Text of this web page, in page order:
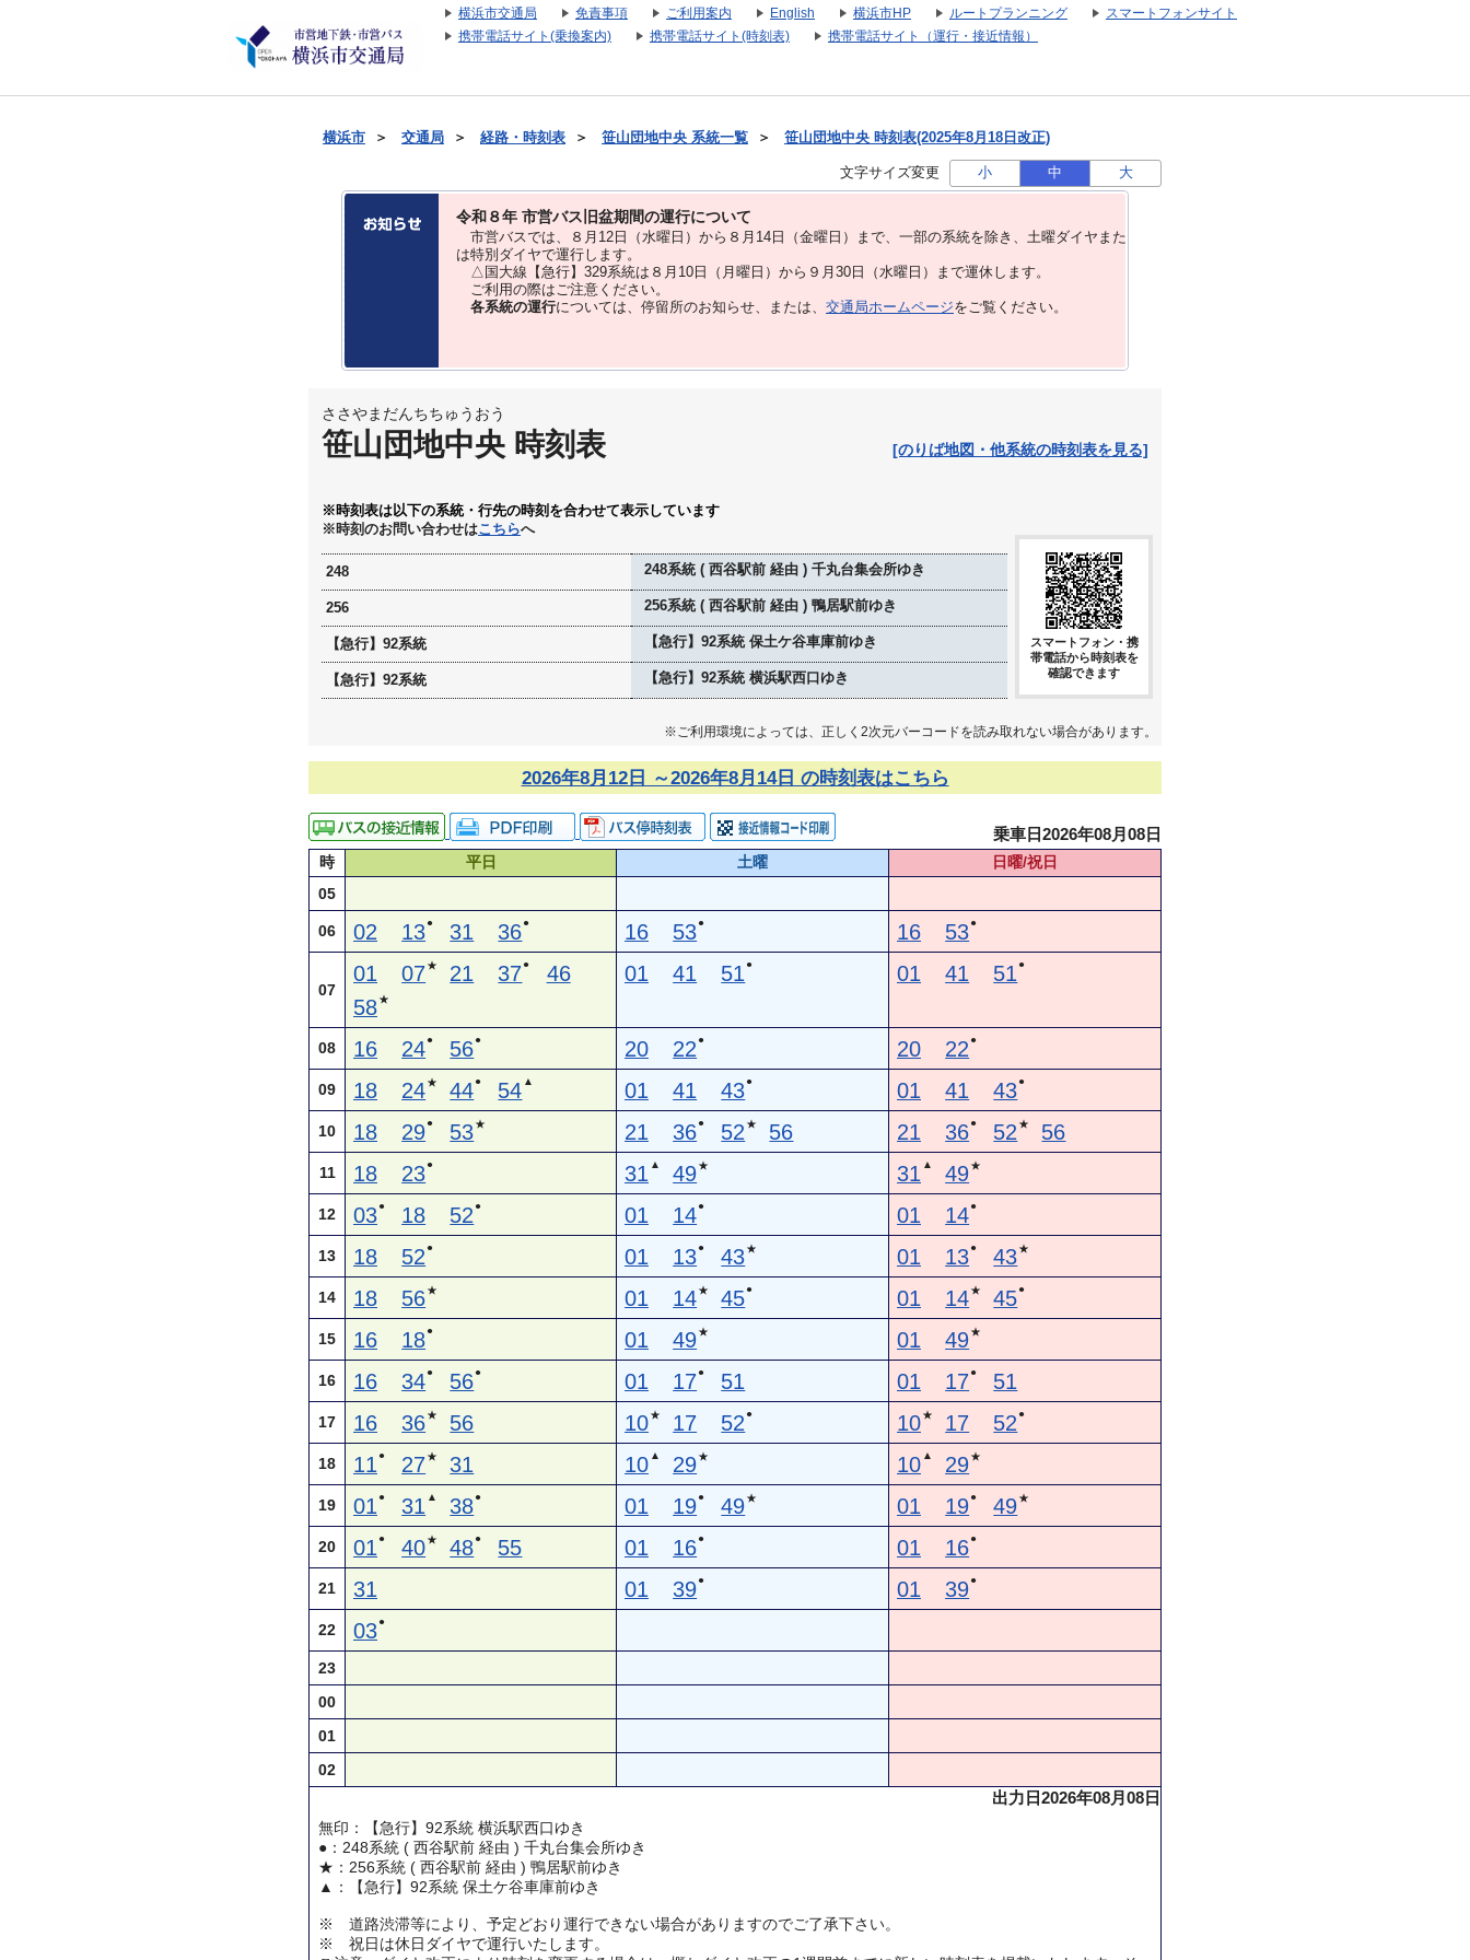
横浜市交通局 免責事項 ご利用案内 English 横浜市HP ルートプランニング
スマートフォンサイト
携帯電話サイト(乗換案内)
携帯電話サイト(時刻表) 携帯電話サイト（運行・接近情報）
横浜市 ＞ 交通局 ＞ 経路・時刻表 ＞ 笹山団地中央 系統一覧 ＞ 笹山団地中央 時刻表(2025年8月18日改正)
文字サイズ変更 小 中 大
令和８年 市営バス旧盆期間の運行について
市営バスでは、８⽉12⽇（水曜日）から８⽉14⽇（金曜日）まで、⼀部の系統を除き、⼟曜ダイヤまた
は特別ダイヤで運⾏します。
△国大線【急行】329系統は８月10日（月曜日）から９月30日（水曜日）まで運休します。
ご利用の際はご注意ください。
各系統の運行については、停留所のお知らせ、または、 交通局ホームページをご覧ください。
ささやまだんちちゅうおう
笹山団地中央 時刻表 [のりば地図・他系統の時刻表を見る]
※時刻表は以下の系統・行先の時刻を合わせて表示しています
※時刻のお問い合わせはこちらへ
248 248系統 ( 西谷駅前 経由 ) 千丸台集会所ゆき
256 256系統 ( 西谷駅前 経由 ) 鴨居駅前ゆき
【急行】92系統 【急行】92系統 保土ケ谷車庫前ゆき
【急行】92系統 【急行】92系統 横浜駅西口ゆき
スマートフォン・携
帯電話から時刻表を
確認できます
※ご利用環境によっては、正しく2次元バーコードを読み取れない場合があります。
2026年8月12日 ～2026年8月14日 の時刻表はこちら
乗車日2026年08月08日
時 平日 土曜
日曜/祝日
05
06 02 13● 31 36● 16 53● 16 53●
07
01 07★ 21 37●
46
58★
01 41 51 ● 01 41 51 ●
08 16 24● 56● 20 22 ● 20 22 ●
09 18 24★ 44● 54 ▲ 01 41 43● 01 41 43●
10 18 29● 53★ 21 36● 52 ★ 56 21 36● 52 ★ 56
11 18 23● 31 ▲ 49★ 31 ▲ 49★
12 03● 18 52 ● 01 14● 01 14●
13 18 52 ● 01 13● 43★ 01 13● 43★
14 18 56★ 01 14★ 45● 01 14★ 45●
15 16 18● 01 49★ 01 49★
16 16 34● 56● 01 17● 51 01 17● 51
17 16 36★ 56 10★ 17 52 ● 10★ 17 52 ●
18 11 ● 27★ 31 10 ▲ 29★ 10 ▲ 29★
19 01 ● 31 ▲ 38● 01 19● 49★ 01 19● 49★
20 01 ● 40★ 48● 55 01 16● 01 16●
21 31 01 39● 01 39●
22 03●
23
00
01
02
出力日2026年08月08日
無印：【急行】92系統 横浜駅西口ゆき
●：248系統 ( 西谷駅前 経由 ) 千丸台集会所ゆき
★：256系統 ( 西谷駅前 経由 ) 鴨居駅前ゆき
▲：【急行】92系統 保土ケ谷車庫前ゆき
※ 道路渋滞等により、予定どおり運行できない場合がありますのでご了承下さい。
※ 祝日は休日ダイヤで運行いたします。